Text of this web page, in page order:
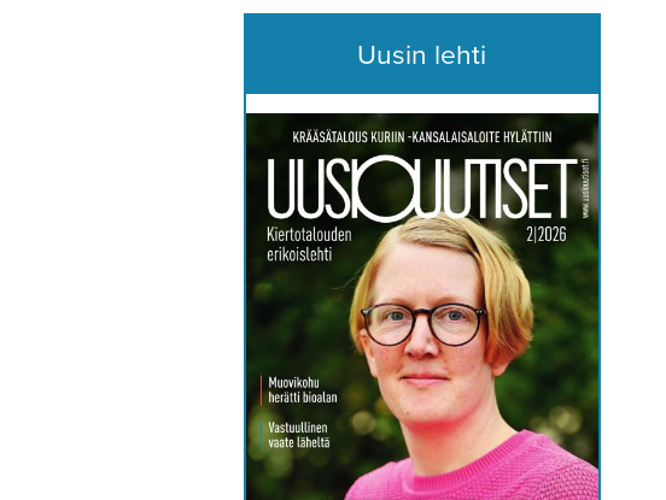
Uusin lehti